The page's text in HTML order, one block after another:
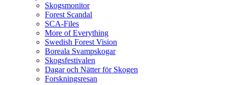
Skogsmonitor
Forest Scandal
SCA-Files
More of Everything
Swedish Forest Vision
Boreala Svampskogar
Skogsfestivalen
Dagar och Nätter för Skogen
Forskningsresan